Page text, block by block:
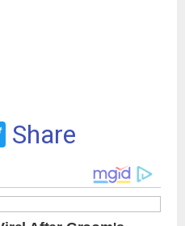
T
tt
er
Share